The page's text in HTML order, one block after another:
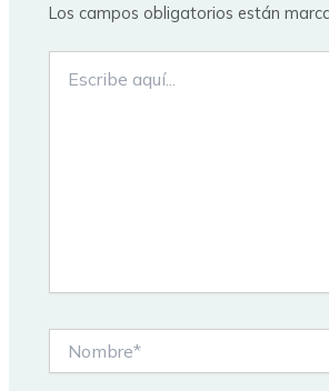
Los campos obligatorios están
aquí...